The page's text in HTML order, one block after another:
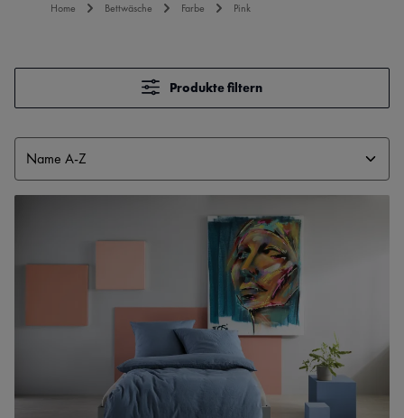
Home Bettwäsche Farbe Pink
Produkte filtern